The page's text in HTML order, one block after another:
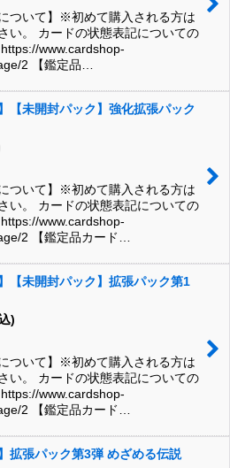
ついて】※初めて購入される方は
い。 カードの状態表記についての
www.cardshop-
2 【鑑定品…
【未開封パック】強化拡張パック
ついて】※初めて購入される方は
い。 カードの状態表記についての
www.cardshop-
2 【鑑定品カード…
【未開封パック】拡張パック第1
)
ついて】※初めて購入される方は
い。 カードの状態表記についての
www.cardshop-
2 【鑑定品カード…
拡張パック第3弾 めざめる伝説